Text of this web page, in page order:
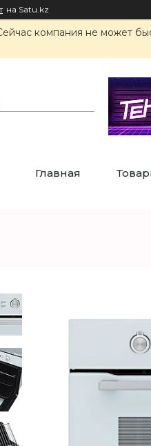
на Satu.kz
компания не может
Главная